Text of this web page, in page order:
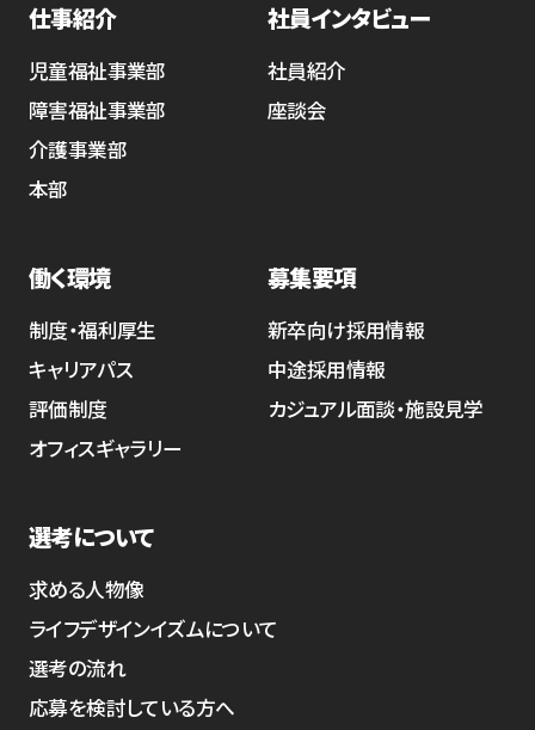
仕事紹介
児童福祉事業部
障害福祉事業部
介護事業部
本部
社員インタビュー
社員紹介
座談会
働く環境
制度・福利厚生
キャリアパス
評価制度
オフィスギャラリー
選考について
求める人物像
ライフデザインイズムについて
選考の流れ
応募を検討している方へ
募集要項
新卒向け採用情報
中途採用情報
カジュアル面談・施設見学